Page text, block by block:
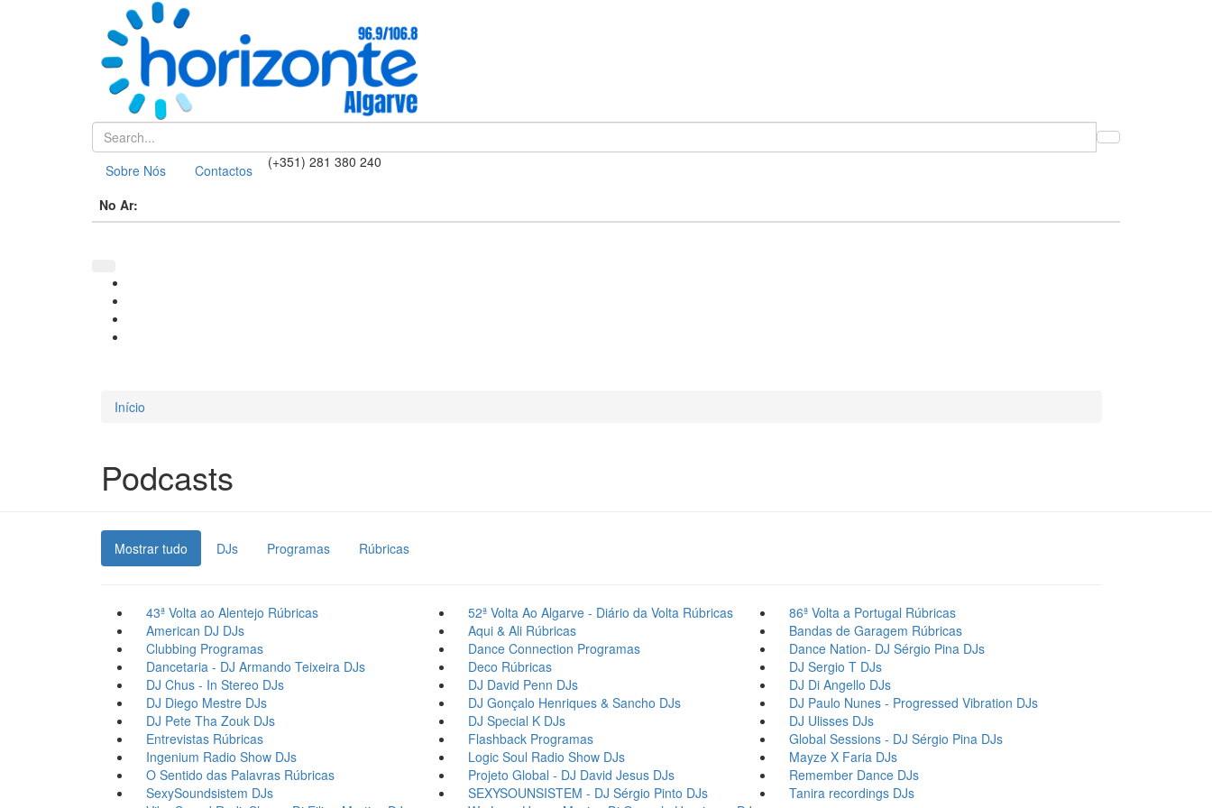
Sobre Nós Contactos (+351) 281 380 240
No Ar:
Está aqui
Início
Podcasts
Mostrar tudo DJs Programas Rúbricas
43ª Volta ao Alentejo Rúbricas 52ª Volta Ao Algarve - Diário da Volta Rúbricas 86ª Volta a Portugal Rúbricas
American DJ DJs Aqui & Ali Rúbricas Bandas de Garagem Rúbricas
Clubbing Programas Dance Connection Programas Dance Nation- DJ Sérgio Pina DJs
Dancetaria - DJ Armando Teixeira DJs Deco Rúbricas DJ Sergio T DJs
DJ Chus - In Stereo DJs DJ David Penn DJs DJ Di Angello DJs
DJ Diego Mestre DJs DJ Gonçalo Henriques & Sancho DJs DJ Paulo Nunes - Progressed Vibration DJs
DJ Pete Tha Zouk DJs DJ Special K DJs DJ Ulisses DJs
Entrevistas Rúbricas Flashback Programas Global Sessions - DJ Sérgio Pina DJs
Ingenium Radio Show DJs Logic Soul Radio Show DJs Mayze X Faria DJs
O Sentido das Palavras Rúbricas Projeto Global - DJ David Jesus DJs Remember Dance DJs
SexySoundsistem DJs SEXYSOUNSISTEM - DJ Sérgio Pinto DJs Tanira recordings DJs